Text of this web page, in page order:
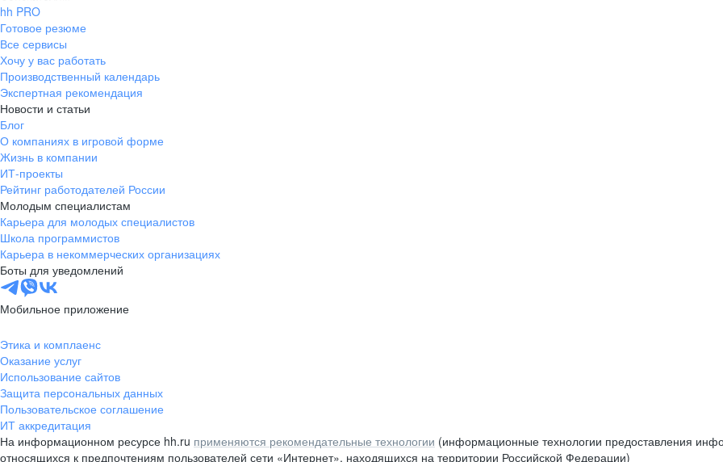
hh PRO
Готовое резюме
Все сервисы
Хочу у вас работать
Производственный календарь
Экспертная рекомендация
Новости и статьи
Блог
О компаниях в игровой форме
Жизнь в компании
ИТ-проекты
Рейтинг работодателей России
Молодым специалистам
Карьера для молодых специалистов
Школа программистов
Карьера в некоммерческих организациях
Боты для уведомлений
Мобильное приложение
Этика и комплаенс
Оказание услуг
Использование сайтов
Защита персональных данных
Пользовательское соглашение
ИТ аккредитация
На информационном ресурсе hh.ru применяются рекомендательные технологии (информационные технологии предоставления
относящихся к предпочтениям пользователей сети «Интернет», находящихся на территории Российской Федерации)